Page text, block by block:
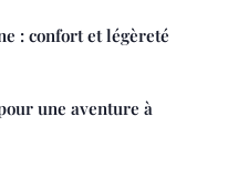
: confort et légèreté
une aventure à